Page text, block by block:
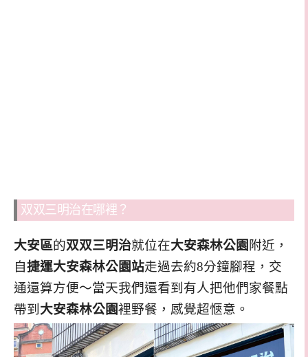
双双三明治在哪裡？
大安區的双双三明治就位在大安森林公園 附近，
自捷運大安森林公園站走過去約8分鐘腳程，交
通還算方便～當天我們還看到有人把他們家餐點
帶到 大安森林公園裡野餐，感覺超愜意。